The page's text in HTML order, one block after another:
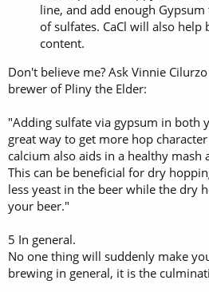
line, and add enough
of sulfates. CaCl will also help
content.
Don't believe me? Ask Vinnie
brewer of Pliny the Elder:
"Adding sulfate via gypsum in both
great way to get more hop
calcium also aids in a healthy mash
This can be beneficial for dry
less yeast in the beer while the dry
your beer."
5 In general.
No one thing will suddenly make
brewing in general, it is the